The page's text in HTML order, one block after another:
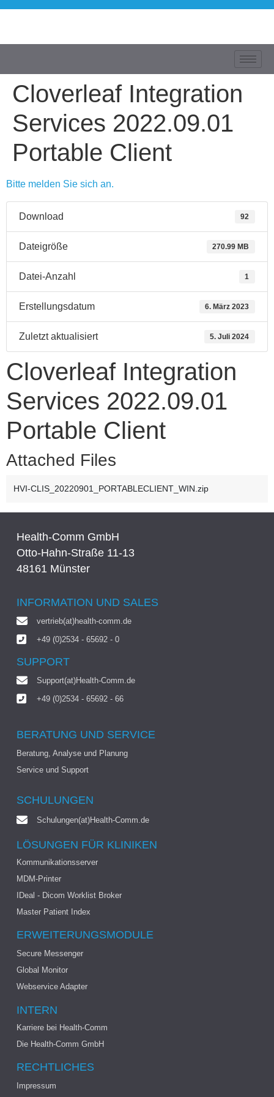
Cloverleaf Integration
Services 2022.09.01
Portable Client
Bitte melden Sie sich an.
Download 92
Dateigröße 270.99 MB
Datei-Anzahl 1
Erstellungsdatum 6. März 2023
Zuletzt aktualisiert 5. Juli 2024
Cloverleaf Integration
Services 2022.09.01
Portable Client
Attached Files
HVI-CLIS_20220901_PORTABLECLIENT_WIN.zip
Health-Comm GmbH
Otto-Hahn-Straße 11-13
48161 Münster
INFORMATION UND SALES
vertrieb(at)health-comm.de
+49 (0)2534 - 65692 - 0
SUPPORT
Support(at)Health-Comm.de
+49 (0)2534 - 65692 - 66
BERATUNG UND SERVICE
Beratung, Analyse und Planung
Service und Support
SCHULUNGEN
Schulungen(at)Health-Comm.de
LÖSUNGEN FÜR KLINIKEN
Kommunikationsserver
MDM-Printer
IDeal - Dicom Worklist Broker
Master Patient Index
ERWEITERUNGSMODULE
Secure Messenger
Global Monitor
Webservice Adapter
INTERN
Karriere bei Health-Comm
Die Health-Comm GmbH
RECHTLICHES
Impressum